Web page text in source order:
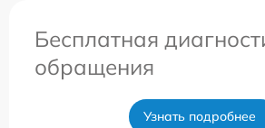
Бесплатная
обращения
Узнать подробнее